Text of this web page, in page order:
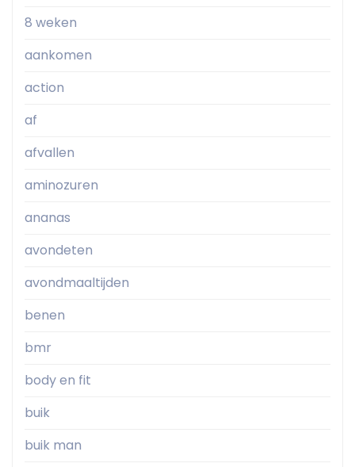
8 weken
aankomen
action
af
afvallen
aminozuren
ananas
avondeten
avondmaaltijden
benen
bmr
body en fit
buik
buik man